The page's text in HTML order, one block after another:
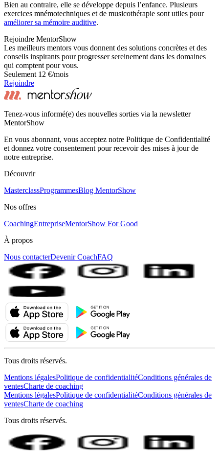
Bien au contraire, elle se développe depuis l’enfance. Plusieurs
exercices mnémotechniques et de musicothérapie sont utiles pour
améliorer sa mémoire auditive.
Rejoindre MentorShow
Les meilleurs mentors vous donnent des solutions concrètes et des
conseils inspirants pour progresser sereinement dans les domaines
qui comptent pour vous.
Seulement 12 €/mois
Rejoindre
Tenez-vous informé(e) des nouvelles sorties via la newsletter
MentorShow
En vous abonnant, vous acceptez notre Politique de Confidentialité
et donnez votre consentement pour recevoir des mises à jour de
notre entreprise.
Découvrir
MasterclassProgrammesBlog MentorShow
Nos offres
CoachingEntrepriseMentorShow For Good
À propos
Nous contacterDevenir CoachFAQ
Tous droits réservés.
Mentions légalesPolitique de confidentialitéConditions générales de
ventesCharte de coaching
Mentions légalesPolitique de confidentialitéConditions générales de
ventesCharte de coaching
Tous droits réservés.